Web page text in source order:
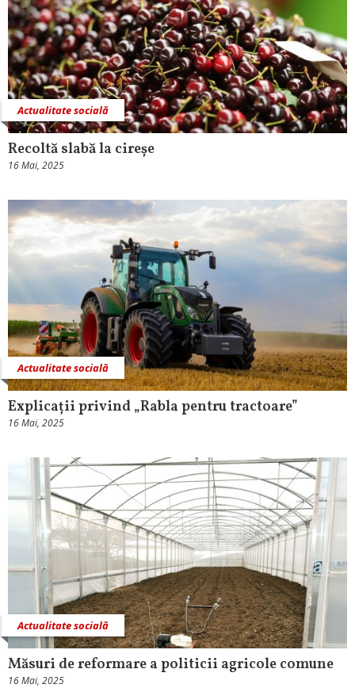
Actualitate socială
Recoltă slabă la cireșe
16 Mai, 2025
Actualitate socială
Explicații privind „Rabla pentru tractoare”
16 Mai, 2025
Actualitate socială
Măsuri de reformare a politicii agricole comune
16 Mai, 2025